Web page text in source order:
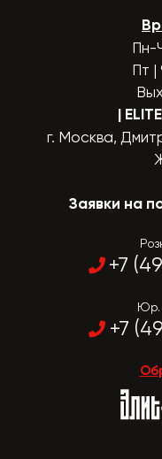
Пн-
Пт |
|
г. Москва,
Заявки на
+7
Юр.
+7